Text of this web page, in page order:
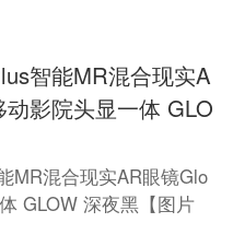
智能MR混合现实A
影院头显一体 GLO
MR混合现实AR眼镜Glo
GLOW 深夜黑【图片